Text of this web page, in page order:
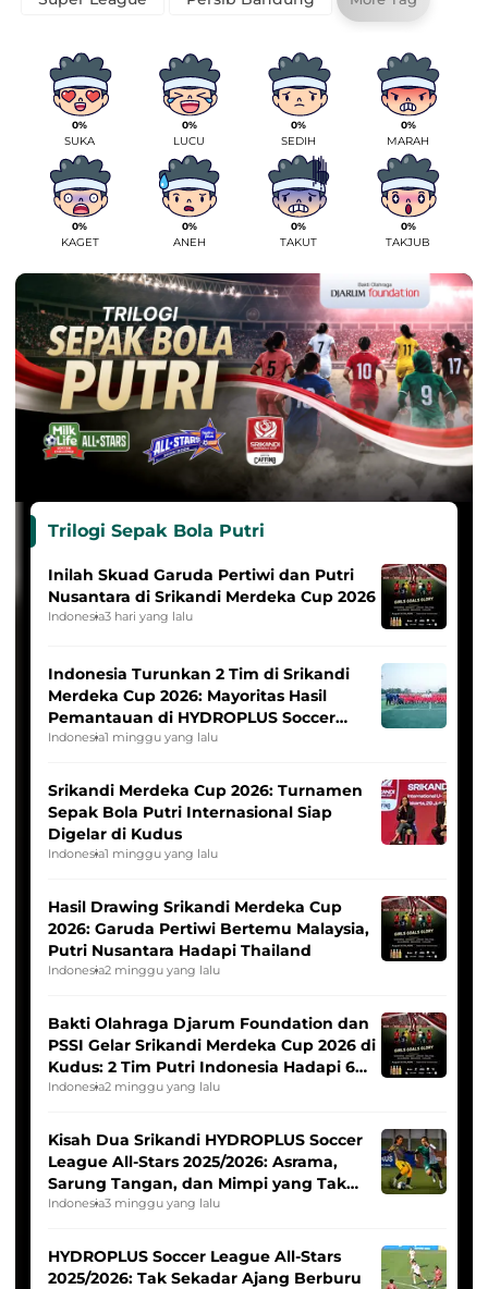
0%
SUKA
0%
LUCU
0%
SEDIH
0%
MARAH
0%
KAGET
0%
ANEH
0%
TAKUT
0%
TAKJUB
Trilogi Sepak Bola Putri
Inilah Skuad Garuda Pertiwi dan Putri
Nusantara di Srikandi Merdeka Cup 2026
Indonesia3 hari yang lalu
Indonesia Turunkan 2 Tim di Srikandi
Merdeka Cup 2026: Mayoritas Hasil
Pemantauan di HYDROPLUS Soccer
League
Indonesia1 minggu yang lalu
Srikandi Merdeka Cup 2026: Turnamen
Sepak Bola Putri Internasional Siap
Digelar di Kudus
Indonesia1 minggu yang lalu
Hasil Drawing Srikandi Merdeka Cup
2026: Garuda Pertiwi Bertemu Malaysia,
Putri Nusantara Hadapi Thailand
Indonesia2 minggu yang lalu
Bakti Olahraga Djarum Foundation dan
PSSI Gelar Srikandi Merdeka Cup 2026 di
Kudus: 2 Tim Putri Indonesia Hadapi 6
Tim Asia
Indonesia2 minggu yang lalu
Kisah Dua Srikandi HYDROPLUS Soccer
League All-Stars 2025/2026: Asrama,
Sarung Tangan, dan Mimpi yang Tak
Pernah Padam
Indonesia3 minggu yang lalu
HYDROPLUS Soccer League All-Stars
2025/2026: Tak Sekadar Ajang Berburu